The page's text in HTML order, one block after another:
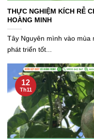
THỰC NGHIỆM KÍCH RỄ
HOÀNG MINH
Tây Nguyên mình vào mùa
phát triển tốt...
12
Th11